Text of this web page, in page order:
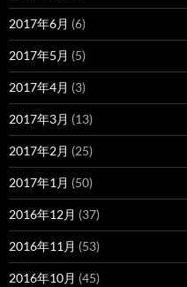
2017年6月 (6)
2017年5月 (5)
2017年4月 (3)
2017年3月 (13)
2017年2月 (25)
2017年1月 (50)
2016年12月 (37)
2016年11月 (53)
2016年10月 (45)